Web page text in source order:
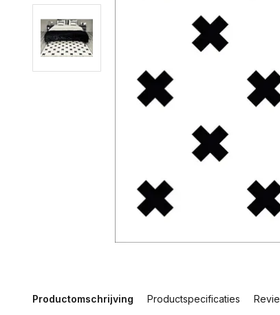
Productomschrijving Productspecificaties